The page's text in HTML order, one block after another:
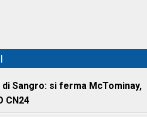
Sangro: si ferma McTominay,
CN24